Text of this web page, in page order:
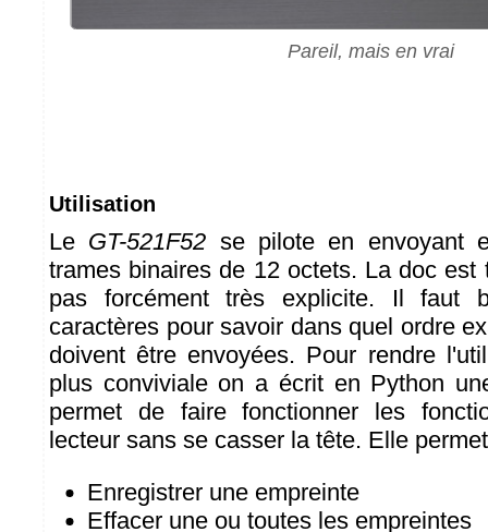
Pareil, mais en vrai
Utilisation
Le GT-521F52 se pilote en envoyant
trames binaires de 12 octets. La doc est
pas forcément très explicite. Il faut
caractères pour savoir dans quel ordre
doivent être envoyées. Pour rendre
plus conviviale on a écrit en Python
permet de faire fonctionner les
lecteur sans se casser la tête. Elle
Enregistrer une empreinte
Effacer une ou toutes les empreintes